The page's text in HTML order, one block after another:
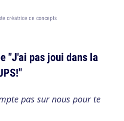
créatrice de concepts
"J'ai pas joui dans la
pas sur nous pour te